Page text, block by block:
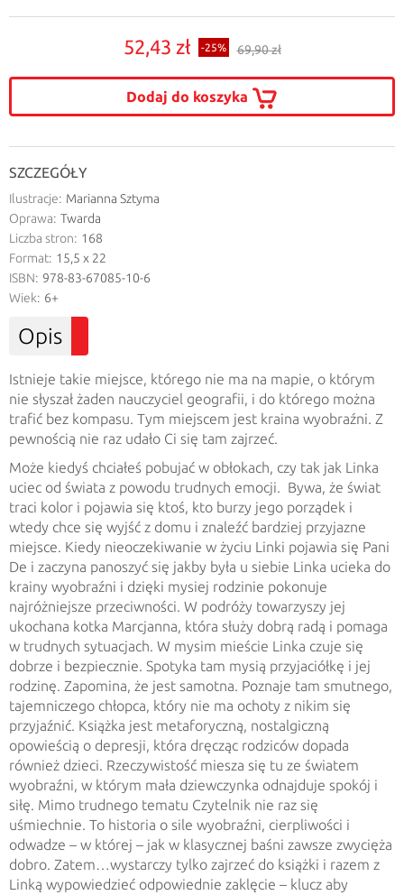
52,43 zł -25% 69,90 zł
Dodaj do koszyka
SZCZEGÓŁY
Ilustracje: Marianna Sztyma
Oprawa: Twarda
Liczba stron: 168
Format: 15,5 x 22
ISBN: 978-83-67085-10-6
Wiek: 6+
Opis
Istnieje takie miejsce, którego nie ma na mapie, o którym
nie słyszał żaden nauczyciel geografii, i do którego można
trafić bez kompasu. Tym miejscem jest kraina wyobraźni. Z
pewnością nie raz udało Ci się tam zajrzeć.
Może kiedyś chciałeś pobujać w obłokach, czy tak jak Linka
uciec od świata z powodu trudnych emocji. Bywa, że świat
traci kolor i pojawia się ktoś, kto burzy jego porządek i
wtedy chce się wyjść z domu i znaleźć bardziej przyjazne
miejsce. Kiedy nieoczekiwanie w życiu Linki pojawia się Pani
De i zaczyna panoszyć się jakby była u siebie Linka ucieka do
krainy wyobraźni i dzięki mysiej rodzinie pokonuje
najróżniejsze przeciwności. W podróży towarzyszy jej
ukochana kotka Marcjanna, która służy dobrą radą i pomaga
w trudnych sytuacjach. W mysim mieście Linka czuje się
dobrze i bezpiecznie. Spotyka tam mysią przyjaciółkę i jej
rodzinę. Zapomina, że jest samotna. Poznaje tam smutnego,
tajemniczego chłopca, który nie ma ochoty z nikim się
przyjaźnić. Książka jest metaforyczną, nostalgiczną
opowieścią o depresji, która dręcząc rodziców dopada
również dzieci. Rzeczywistość miesza się tu ze światem
wyobraźni, w którym mała dziewczynka odnajduje spokój i
siłę. Mimo trudnego tematu Czytelnik nie raz się
uśmiechnie. To historia o sile wyobraźni, cierpliwości i
odwadze – w której – jak w klasycznej baśni zawsze zwycięża
dobro. Zatem…wystarczy tylko zajrzeć do książki i razem z
Linką wypowiedzieć odpowiednie zaklęcie – klucz aby